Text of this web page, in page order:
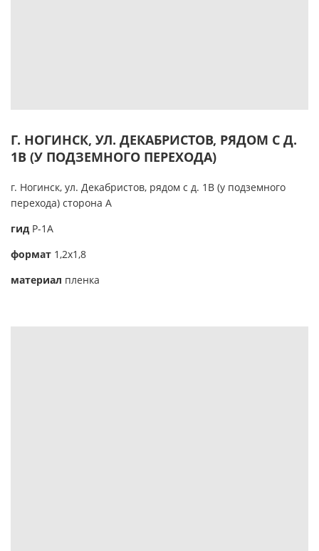
Г. НОГИНСК, УЛ. ДЕКАБРИСТОВ, РЯДОМ С Д.
1В (У ПОДЗЕМНОГО ПЕРЕХОДА)
г. Ногинск, ул. Декабристов, рядом с д. 1В (у подземного
перехода) сторона А
гид Р-1А
формат 1,2х1,8
материал пленка